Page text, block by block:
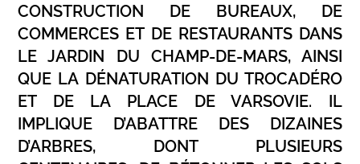
CONSTRUCTION DE BUREAUX, DE
COMMERCES ET DE RESTAURANTS DANS
LE JARDIN DU CHAMP-DE-MARS, AINSI
QUE LA DÉNATURATION DU TROCADÉRO
ET DE LA PLACE DE VARSOVIE. IL
IMPLIQUE D’ABATTRE DES DIZAINES
D’ARBRES, DONT PLUSIEURS